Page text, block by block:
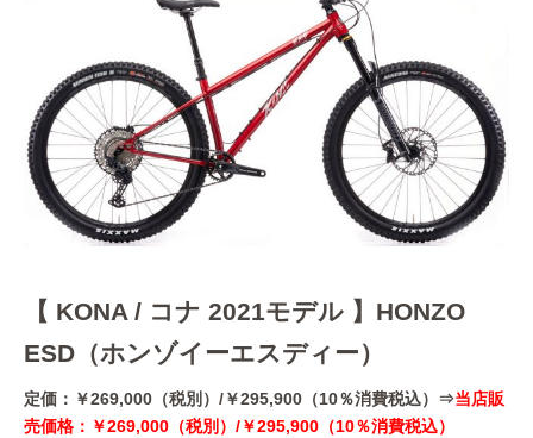
【 KONA / コナ 2021モデル 】HONZO
ESD（ホンゾイーエスディー）
定価：￥269,000（税別）/￥295,900（10％消費税込）⇒当店販
売価格：￥269,000（税別）/￥295,900（10％消費税込）